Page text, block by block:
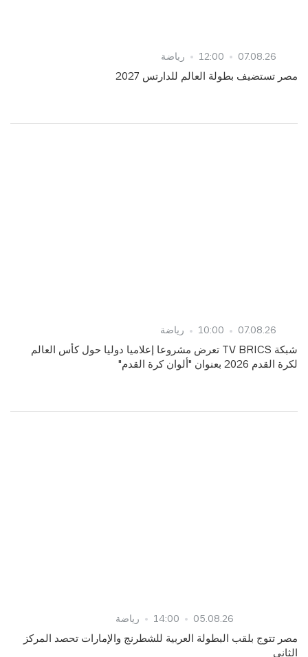
07.08.26
12:00 رياضة
مصر تستضيف بطولة العالم للدارتس 2027
07.08.26
10:00 رياضة
شبكة TV BRICS تعرض مشروعا إعلاميا دوليا حول كأس العالم
لكرة القدم 2026 بعنوان "ألوان كرة القدم"
05.08.26
14:00 رياضة
مصر تتوج بلقب البطولة العربية للشطرنج والإمارات تحصد المركز
الثاني